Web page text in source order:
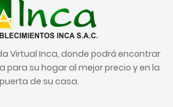
Virtual Inca, donde podrá encontrar
para su hogar al mejor precio y en la
puerta de su casa.